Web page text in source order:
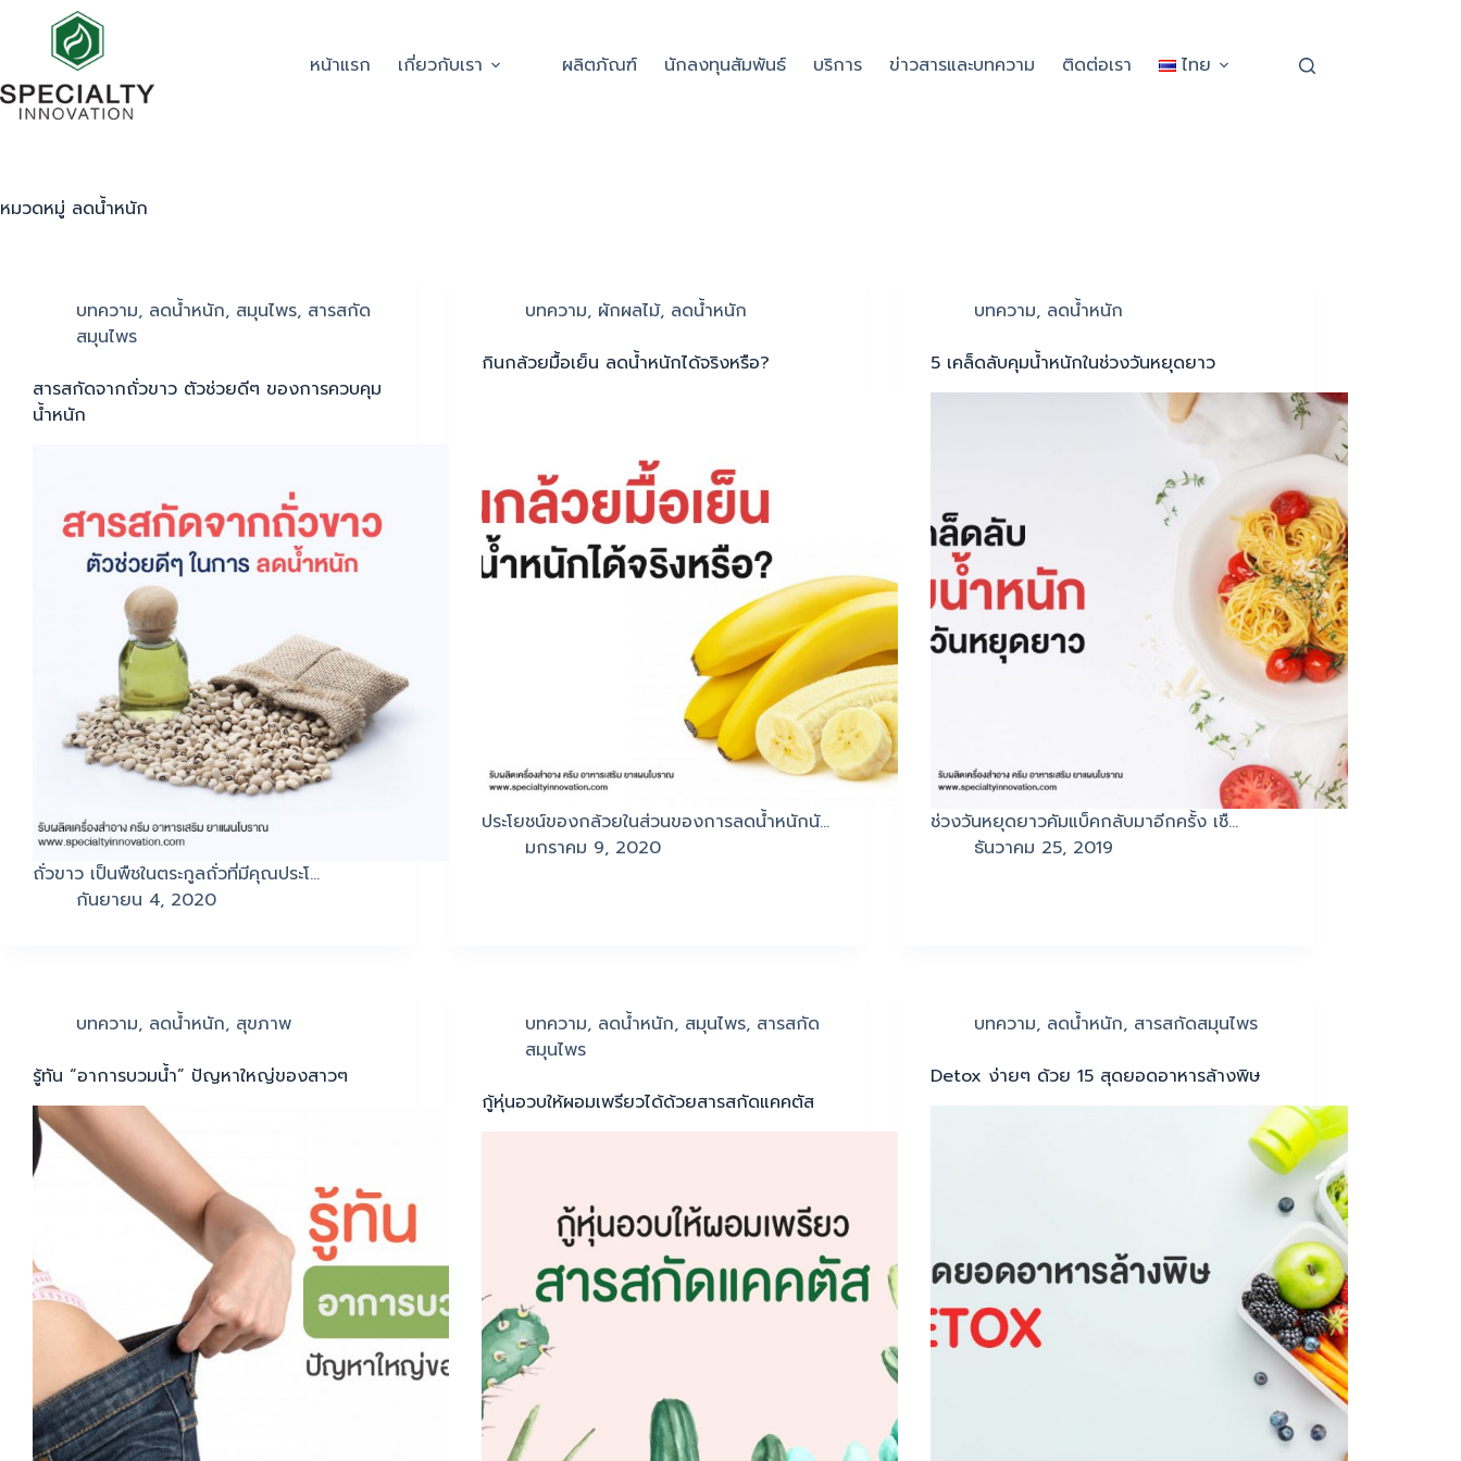
หน้าแรก เกี่ยวกับเรา ผลิตภัณฑ์ นักลงทุนสัมพันธ์ บริการ ข่าวสารและบทความ ติดต่อเรา ไทย
หมวดหมู่ ลดน้ำหนัก
บทความ, ลดน้ำหนัก, สมุนไพร, สารสกัด
สมุนไพร
สารสกัดจากถั่วขาว ตัวช่วยดีๆ ของการควบคุม
น้ำหนัก
ถั่วขาว เป็นพืชในตระกูลถั่วที่มีคุณประโ…
กันยายน 4, 2020
บทความ, ผักผลไม้, ลดน้ำหนัก
กินกล้วยมื้อเย็น ลดน้ำหนักได้จริงหรือ?
ประโยชน์ของกล้วยในส่วนของการลดน้ำหนักนั…
มกราคม 9, 2020
บทความ, ลดน้ำหนัก
5 เคล็ดลับคุมน้ำหนักในช่วงวันหยุดยาว
ช่วงวันหยุดยาวคัมแบ็คกลับมาอีกครั้ง เชื…
ธันวาคม 25, 2019
บทความ, ลดน้ำหนัก, สุขภาพ
รู้ทัน “อาการบวมน้ำ” ปัญหาใหญ่ของสาวๆ
บทความ, ลดน้ำหนัก, สมุนไพร, สารสกัด
สมุนไพร
กู้หุ่นอวบให้ผอมเพรียวได้ด้วยสารสกัดแคคตัส
บทความ, ลดน้ำหนัก, สารสกัดสมุนไพร
Detox ง่ายๆ ด้วย 15 สุดยอดอาหารล้างพิษ